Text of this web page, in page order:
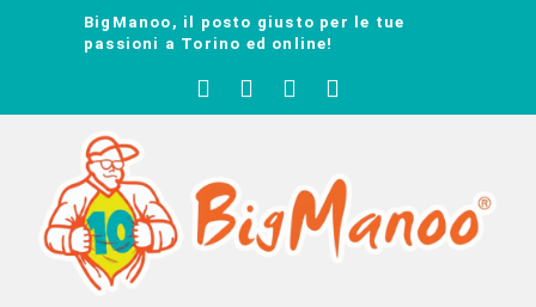
BigManoo, il posto giusto per le tue
passioni a Torino ed online!